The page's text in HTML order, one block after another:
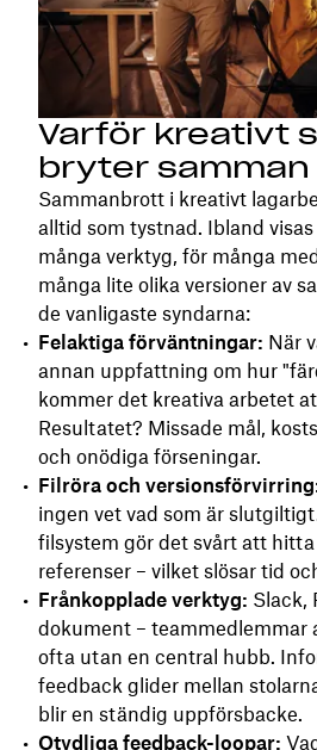
Varför kreativt
bryter samman
Sammanbrott i kreativt
alltid som tystnad. Ibland
många verktyg, för många
många lite olika versioner av
de vanligaste syndarna:
Felaktiga förväntningar: När
annan uppfattning om hur
kommer det kreativa arbetet
Resultatet? Missade mål,
och onödiga förseningar.
Filröra och
ingen vet vad som är
filsystem gör det svårt att
referenser – vilket slösar tid
Frånkopplade verktyg: Slack,
dokument – ​​teammedlemmar
ofta utan en central hubb.
feedback glider mellan
blir en ständig uppförsbacke.
Otydliga feedback-loopar: